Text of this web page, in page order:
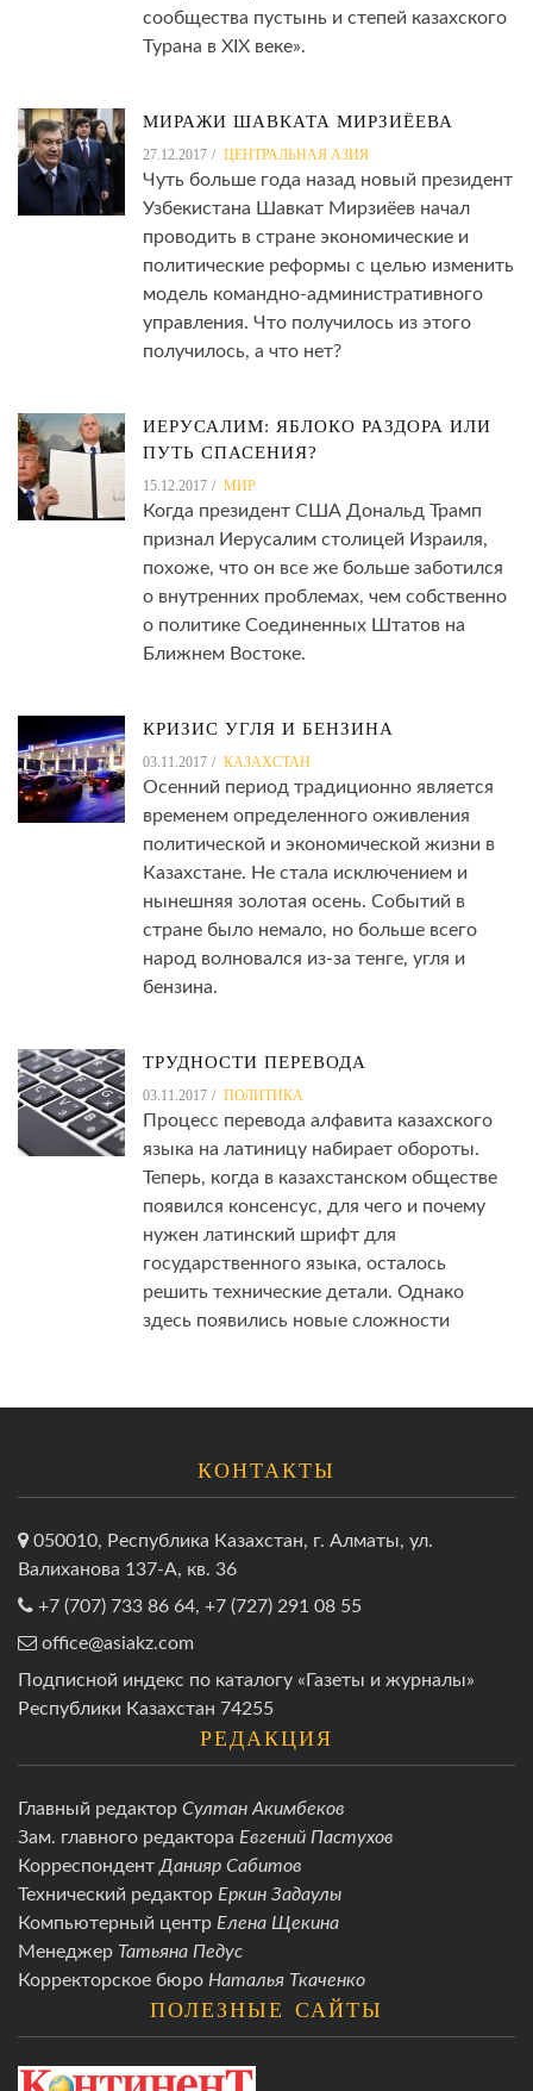
сообщества пустынь и степей казахского
Турана в XIX веке».
МИРАЖИ ШАВКАТА МИРЗИЁЕВА
27.12.2017 ЦЕНТРАЛЬНАЯ АЗИЯ
Чуть больше года назад новый президент
Узбекистана Шавкат Мирзиёев начал
проводить в стране экономические и
политические реформы с целью изменить
модель командно-административного
управления. Что получилось из этого
получилось, а что нет?
ИЕРУСАЛИМ: ЯБЛОКО РАЗДОРА ИЛИ
ПУТЬ СПАСЕНИЯ?
15.12.2017 МИР
Когда президент США Дональд Трамп
признал Иерусалим столицей Израиля,
похоже, что он все же больше заботился
о внутренних проблемах, чем собственно
о политике Соединенных Штатов на
Ближнем Востоке.
КРИЗИС УГЛЯ И БЕНЗИНА
03.11.2017 КАЗАХСТАН
Осенний период традиционно является
временем определенного оживления
политической и экономической жизни в
Казахстане. Не стала исключением и
нынешняя золотая осень. Событий в
стране было немало, но больше всего
народ волновался из-за тенге, угля и
бензина.
ТРУДНОСТИ ПЕРЕВОДА
03.11.2017 ПОЛИТИКА
Процесс перевода алфавита казахского
языка на латиницу набирает обороты.
Теперь, когда в казахстанском обществе
появился консенсус, для чего и почему
нужен латинский шрифт для
государственного языка, осталось
решить технические детали. Однако
здесь появились новые сложности
КОНТАКТЫ
050010, Республика Казахстан, г. Алматы, ул.
Валиханова 137-А, кв. 36
+7 (707) 733 86 64, +7 (727) 291 08 55
office@asiakz.com
Подписной индекс по каталогу «Газеты и журналы»
Республики Казахстан 74255
РЕДАКЦИЯ
Главный редактор Султан Акимбеков
Зам. главного редактора Евгений Пастухов
КорреспондентДанияр Сабитов
Технический редактор Еркин Задаулы
Компьютерный центр Елена Щекина
Менеджер Татьяна Педус
Корректорское бюро Наталья Ткаченко
ПОЛЕЗНЫЕ САЙТЫ